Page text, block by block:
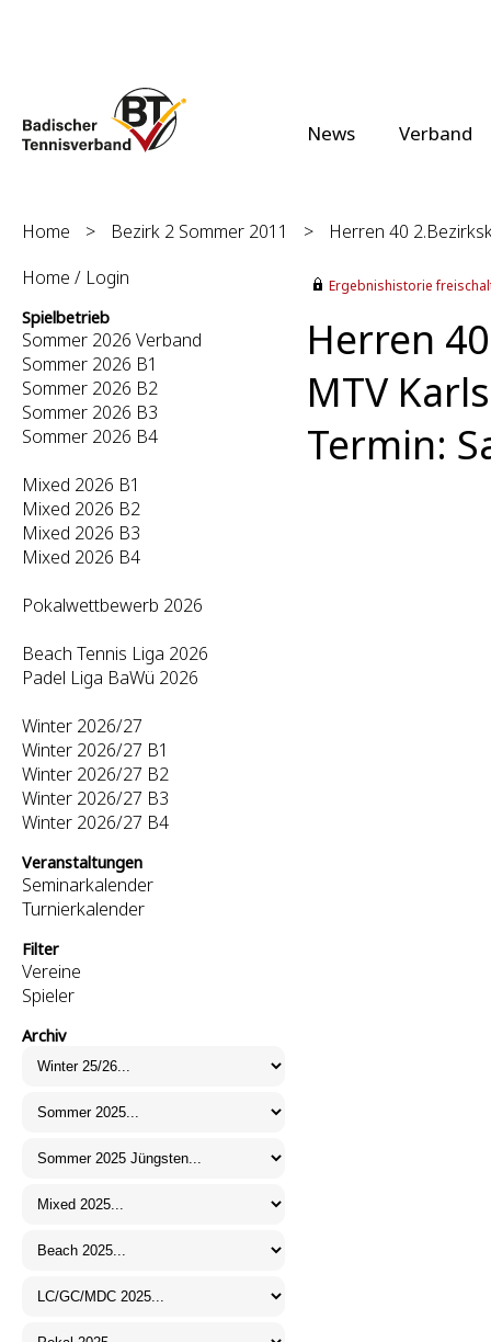
News Verband
Home > Bezirk 2 Sommer 2011 >
Herren 40
Home / Login
Spielbetrieb
Sommer 2026 Verband
Sommer 2026 B1
Sommer 2026 B2
Sommer 2026 B3
Sommer 2026 B4
Mixed 2026 B1
Mixed 2026 B2
Mixed 2026 B3
Mixed 2026 B4
Pokalwettbewerb 2026
Beach Tennis Liga 2026
Padel Liga BaWü 2026
Winter 2026/27
Winter 2026/27 B1
Winter 2026/27 B2
Winter 2026/27 B3
Winter 2026/27 B4
Veranstaltungen
Seminarkalender
Turnierkalender
Filter
Vereine
Spieler
Archiv
Ergebnishistorie
Herren
MTV
Termin: